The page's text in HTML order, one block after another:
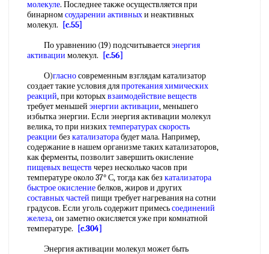
молекуле. Последнее также осуществляется при
бинарномсоударении активныхи неактивных
молекул.
[c.55]
По уравнению (19) подсчитываетсяэнергия
активации молекул.
[c.56]
О)гласносовременным взглядам катализатор
создает такие условия дляпротекания химических
реакций, при которыхвзаимодействие веществ
требует меньшей энергии активации, меньшего
избытка энергии. Если энергия активации молекул
велика, то при низкихтемпературах скорость
реакции без катализаторабудет мала. Например,
содержание в нашем организме таких катализаторов,
как ферменты, позволит завершить окисление
пищевых веществ через несколько часов при
температуре около 37° С, тогда как без катализатора
быстрое окислениебелков, жиров и других
составных частей пищи требует нагревания на сотни
градусов. Если уголь содержит примесьсоединений
железа, он заметно окисляется уже при комнатной
температуре.
[c.304]
Энергия активации молекул может быть